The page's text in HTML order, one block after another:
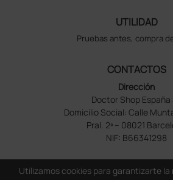
UTILIDAD
Pruebas antes, compra
CONTACTOS
Dirección
Doctor Shop España
Domicilio Social: Calle
Pral. 2ª – 08021
NIF: B66341298
Utilizamos cookies para garantizarte